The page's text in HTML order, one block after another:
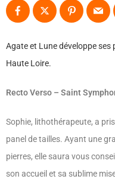
Agate et Lune développe ses
Haute Loire.
Recto Verso – Saint
Sophie, lithothérapeute, a
panel de tailles. Ayant une
pierres, elle saura vous
son accueil et sa sublime